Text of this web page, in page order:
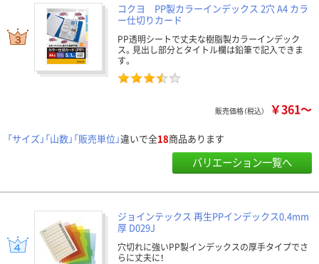
コクヨ PP製カラーインデックス 2穴 A4 カラ
ー仕切りカード
PP透明シートで丈夫な樹脂製カラーインデック
ス。見出し部分とタイトル欄は鉛筆で記入できま
す。
販売価格（税込） ￥361～
「サイズ」「山数」「販売単位」違いで全18商品あります
バリエーション一覧へ
ジョインテックス 再生PPインデックス0.4mm
厚 D029J
穴切れに強いPP製インデックスの厚手タイプでさ
らに丈夫に！